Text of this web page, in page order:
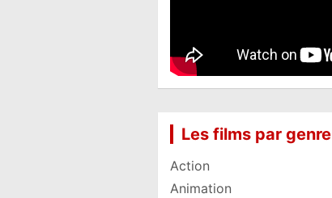
Les films par genre
Action
Animation